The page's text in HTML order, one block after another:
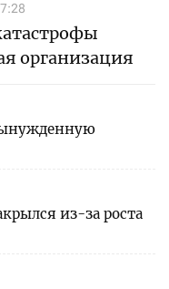
организация
из-за роста